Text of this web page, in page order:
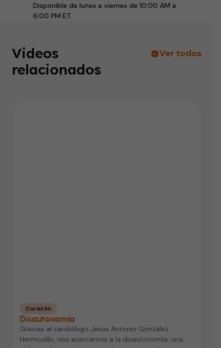
Disponible de lunes a viernes de 10:00 AM a
6:00 PM ET.
Videos
relacionados
Ver todos
Corazón
Disautonomía
Gracias al cardiólogo Jesús Antonio González
Hermosillo, nos acercamos a la disautonomía, una